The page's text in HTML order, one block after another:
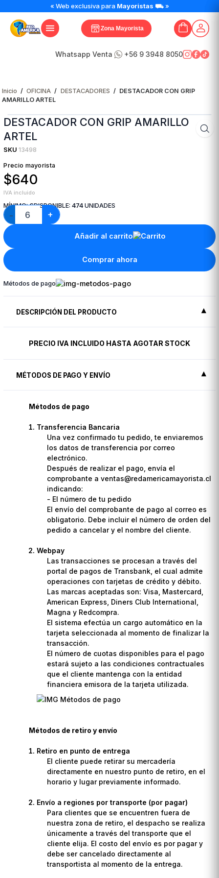
« Web exclusiva para Mayoristas ⛟ »
Zona Mayorista
Whatsapp Venta +56 9 3948 8050
Inicio / OFICINA / DESTACADORES / DESTACADOR CON GRIP
AMARILLO ARTEL
DESTACADOR CON GRIP AMARILLO
ARTEL
SKU 13498
Precio mayorista
$640
IVA incluido
MÍNIMO:6DISPONIBLE:474 UNIDADES
−
DESTACADOR
CON
GRIP
AMARILLO
+
Añadir al carrito
Comprar ahora
Métodos de pago
DESCRIPCIÓN DEL PRODUCTO
PRECIO IVA INCLUIDO HASTA AGOTAR STOCK
MÉTODOS DE PAGO Y ENVÍO
Métodos de pago
Transferencia Bancaria
Una vez confirmado tu pedido, te enviaremos
los datos de transferencia por correo
electrónico.
Después de realizar el pago, envía el
comprobante a ventas@redamericamayorista.cl
indicando:
- El número de tu pedido
El envío del comprobante de pago al correo es
obligatorio. Debe incluir el número de orden del
pedido a cancelar y el nombre del cliente.
Webpay
Las transacciones se procesan a través del
portal de pagos de Transbank, el cual admite
operaciones con tarjetas de crédito y débito.
Las marcas aceptadas son: Visa, Mastercard,
American Express, Diners Club International,
Magna y Redcompra.
El sistema efectúa un cargo automático en la
tarjeta seleccionada al momento de finalizar la
transacción.
El número de cuotas disponibles para el pago
estará sujeto a las condiciones contractuales
que el cliente mantenga con la entidad
financiera emisora de la tarjeta utilizada.
Métodos de retiro y envío
Retiro en punto de entrega
El cliente puede retirar su mercadería
directamente en nuestro punto de retiro, en el
horario y lugar previamente informado.
Envío a regiones por transporte (por pagar)
Para clientes que se encuentren fuera de
nuestra zona de retiro, el despacho se realiza
únicamente a través del transporte que el
cliente elija. El costo del envío es por pagar y
debe ser cancelado directamente al
transportista al momento de la entrega.